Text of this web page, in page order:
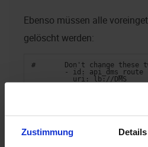
Zustimmung Details
Ebenso müssen alle
gelöscht werden:
#       Don't change these
- id: api_dms_route
uri: lb://DMS
- RewritePath=/api/
predicates:
- Path=/